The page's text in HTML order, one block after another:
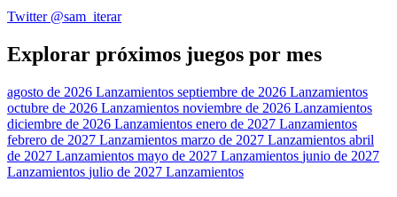
Twitter @sam_iterar
Explorar próximos juegos por mes
agosto de 2026 Lanzamientos septiembre de 2026 Lanzamientos
octubre de 2026 Lanzamientos noviembre de 2026 Lanzamientos
diciembre de 2026 Lanzamientos enero de 2027 Lanzamientos
febrero de 2027 Lanzamientos marzo de 2027 Lanzamientos abril
de 2027 Lanzamientos mayo de 2027 Lanzamientos junio de 2027
Lanzamientos julio de 2027 Lanzamientos